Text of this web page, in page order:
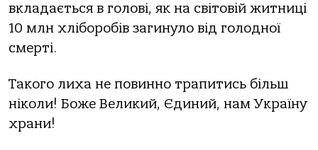
вкладається в голові, як на світовій житниці
10 млн хліборобів загинуло від голодної
смерті.
Такого лиха не повинно трапитись більш
ніколи! Боже Великий, Єдиний, нам Україну
храни!